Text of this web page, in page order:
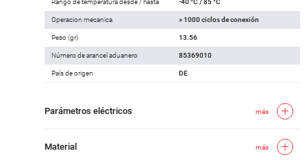
Rango de temperatura desde / hasta -40 °C / 85 °C
Operacion mecanica > 1000 ciclos de conexión
Peso (gr) 13.56
Número de arancel aduanero 85369010
País de origen DE
Parámetros eléctricos más
Material más